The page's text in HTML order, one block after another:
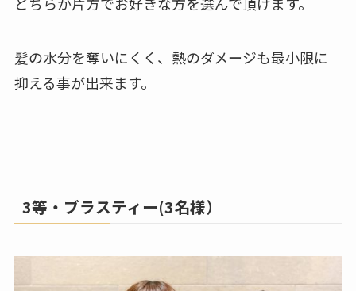
髪の水分を奪いにくく、熱のダメージも最小限に
抑える事が出来ます。
3等・ブラスティー(3名様）